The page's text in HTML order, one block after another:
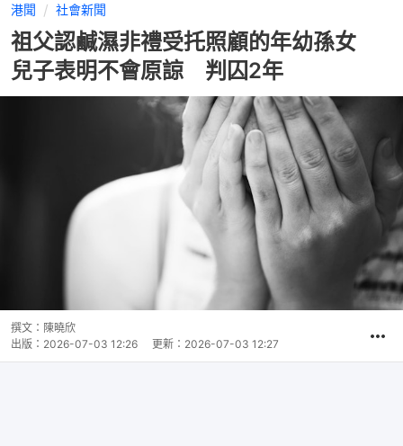
港聞 社會新聞
祖父認鹹濕非禮受托照顧的年幼孫女
兒子表明不會原諒 判囚2年
撰文： 陳曉欣
出版： 2026-07-03 12:26 更新： 2026-07-03 12:27